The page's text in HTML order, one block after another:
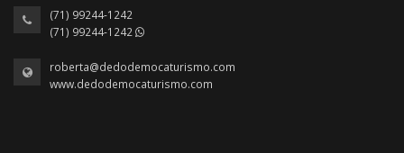
(71) 99244-1242
(71) 99244-1242
roberta@dedodemocaturismo.com
www.dedodemocaturismo.com